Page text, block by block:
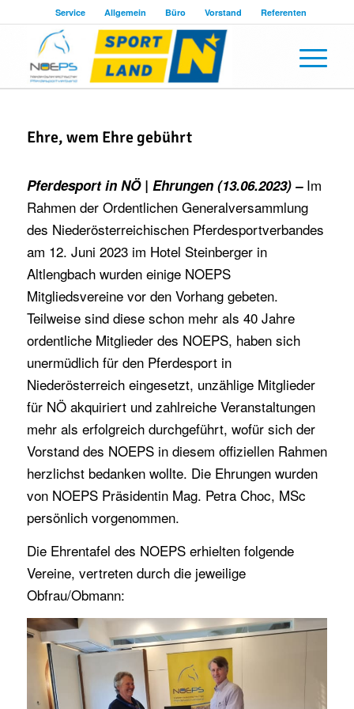
Service Allgemein Büro Vorstand Referenten
Ehre, wem Ehre gebührt
Pferdesport in NÖ | Ehrungen (13.06.2023) –Im
Rahmen der Ordentlichen Generalversammlung
des Niederösterreichischen Pferdesportverbandes
am 12. Juni 2023 im Hotel Steinberger in
Altlengbach wurden einige NOEPS
Mitgliedsvereine vor den Vorhang gebeten.
Teilweise sind diese schon mehr als 40 Jahre
ordentliche Mitglieder des NOEPS, haben sich
unermüdlich für den Pferdesport in
Niederösterreich eingesetzt, unzählige Mitglieder
für NÖ akquiriert und zahlreiche Veranstaltungen
mehr als erfolgreich durchgeführt, wofür sich der
Vorstand des NOEPS in diesem offiziellen Rahmen
herzlichst bedanken wollte. Die Ehrungen wurden
von NOEPS Präsidentin Mag. Petra Choc, MSc
persönlich vorgenommen.
Die Ehrentafel des NOEPS erhielten folgende
Vereine, vertreten durch die jeweilige
Obfrau/Obmann: